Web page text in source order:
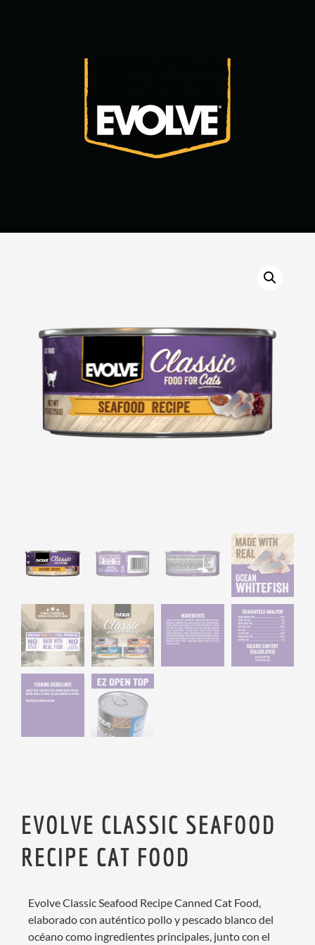
EVOLVE CLASSIC SEAFOOD
RECIPE CAT FOOD
Evolve Classic Seafood Recipe Canned Cat Food,
elaborado con auténtico pollo y pescado blanco del
océano como ingredientes principales, junto con el